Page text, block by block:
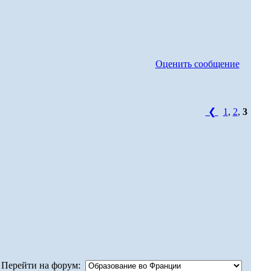
Оценить сообщение
❮ 1 , 2, 3
Перейти на форум: